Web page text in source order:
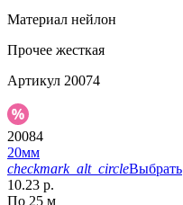
Материал нейлон
Прочее жесткая
Артикул 20074
20084
20мм
checkmark_alt_circleВыбрать
10.23 р.
По 25 м